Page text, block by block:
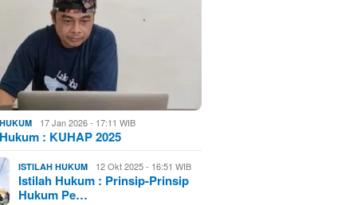
17 Jan 2026 - 17:11 WIB
: KUHAP 2025
ISTILAH HUKUM 12 Okt 2025 - 16:51 WIB
Istilah Hukum : Prinsip-Prinsip
Hukum Pe…